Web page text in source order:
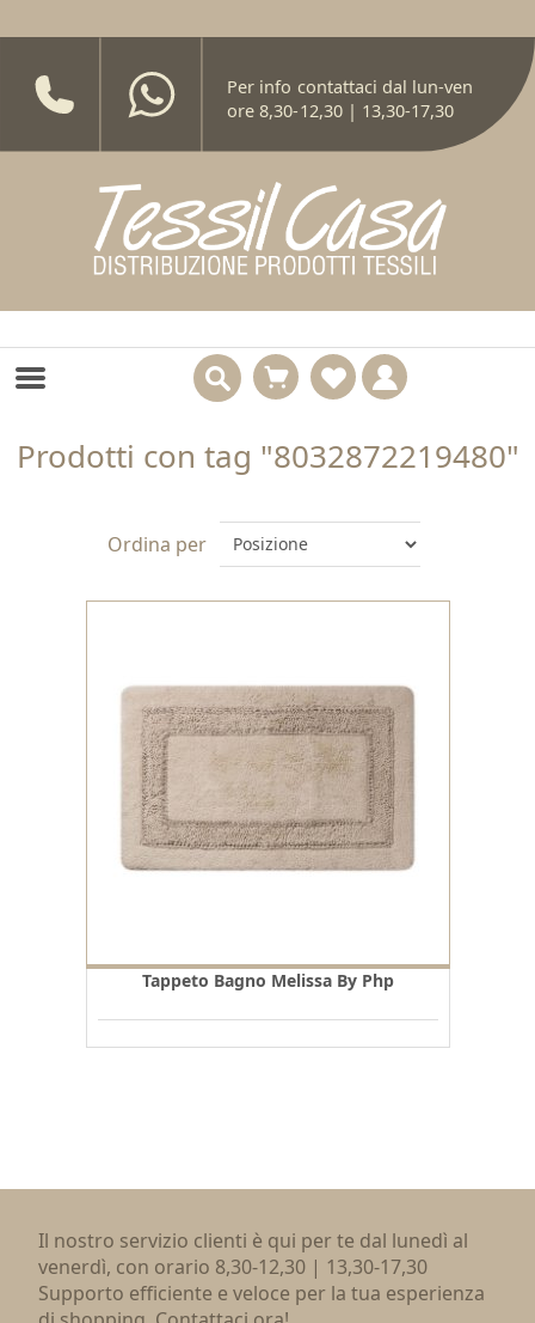
Per info contattaci dal lun-ven
ore 8,30-12,30 | 13,30-17,30
Prodotti con tag "8032872219480"
Ordina per
Tappeto Bagno Melissa By Php
Il nostro servizio clienti è qui per te dal lunedì al
venerdì, con orario 8,30-12,30 | 13,30-17,30
Supporto efficiente e veloce per la tua esperienza